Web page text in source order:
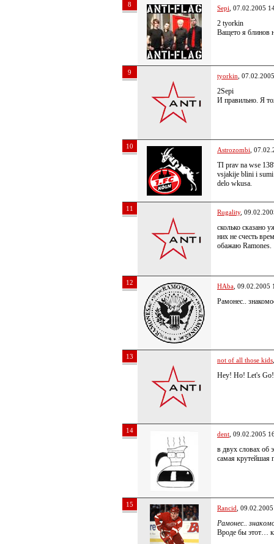
8 Sepi , 07.02.2005
2 tyorkin
Ващето я блинов
9 tyorkin ,
2Sepi
И правильно. Я
10 Astrozombi ,
TI prav na wse
vsjakije blini i
delo wkusa.
11 Rugality,
сколько сказано
них не счесть
обажаю Ramones.
12 HAba , 09.02.2005
Рамонес..
13 not of all those kids
Hey! Ho! Let's Go!
14 dent , 09.02.2005
в двух словах об
самая крутейшая
15 Rancid ,
Рамонес..
Вроде бы этот…